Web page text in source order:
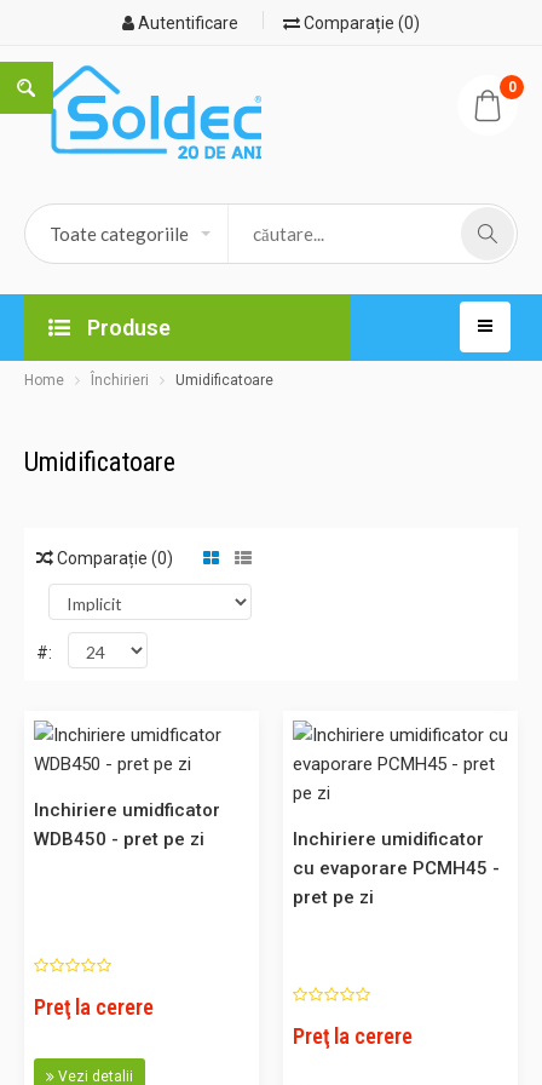
Autentificare Comparație (0)
0
Produse
Home Închirieri Umidificatoare
Umidificatoare
Comparație (0)
#:
Inchiriere umidficator WDB450 - pret pe zi
Umidificator industrial WDB450 Va rugam sa ne solicitati o
oferta pentru serviciile de inchiriere. Umidificator destinat
aplicatiilor casnice, bibliotecilor, muzeelor, industriei,
reci, cel mai sanatos mod de evaporare. Modelu..
Inchiriere umidficator
WDB450 - pret pe zi
Preţ la cerere
Vezi detalii
Inchiriere umidificator
cu evaporare PCMH45 -
pret pe zi
Preţ la cerere